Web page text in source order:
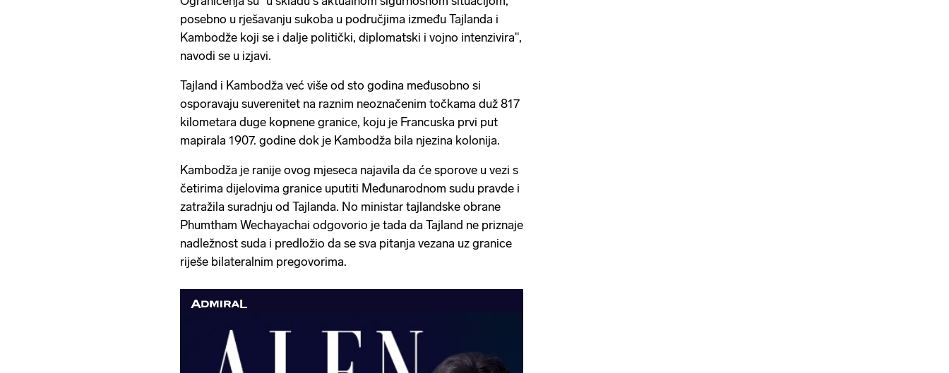
posebno u rješavanju sukoba u područjima između Tajlanda i
Kambodže koji se i dalje politički, diplomatski i vojno intenzivira",
navodi se u izjavi.
Tajland i Kambodža već više od sto godina međusobno si
osporavaju suverenitet na raznim neoznačenim točkama duž 817
kilometara duge kopnene granice, koju je Francuska prvi put
mapirala 1907. godine dok je Kambodža bila njezina kolonija.
Kambodža je ranije ovog mjeseca najavila da će sporove u vezi s
četirima dijelovima granice uputiti Međunarodnom sudu pravde i
zatražila suradnju od Tajlanda. No ministar tajlandske obrane
Phumtham Wechayachai odgovorio je tada da Tajland ne priznaje
nadležnost suda i predložio da se sva pitanja vezana uz granice
riješe bilateralnim pregovorima.